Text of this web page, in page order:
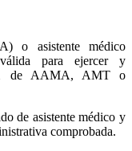
o asistente médico
para ejercer y
de AAMA, AMT o
de asistente médico y
comprobada.